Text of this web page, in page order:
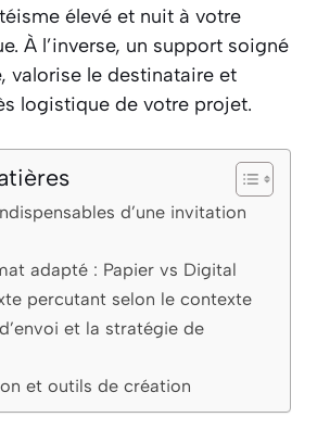
élevé et nuit à votre
À l’inverse, un support soigné
valorise le destinataire et
logistique de votre projet.
d’une invitation
adapté : Papier vs Digital
percutant selon le contexte
et la stratégie de
et outils de création